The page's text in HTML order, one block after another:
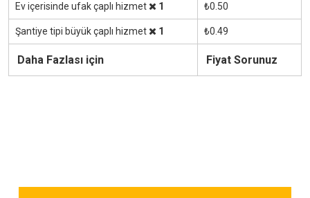
Ev içerisinde ufak çaplı hizmet 1 ₺0.50
Şantiye tipi büyük çaplı hizmet 1 ₺0.49
Daha Fazlası için Fiyat Sorunuz